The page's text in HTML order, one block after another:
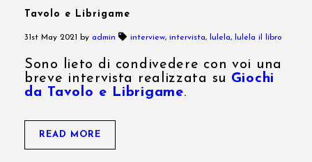
Tavolo e Librigame
31st May 2021 by admin interview, intervista, lulela, lulela il libro
Sono lieto di condivedere con voi una
breve intervista realizzata su Giochi
da Tavolo e Librigame.
READ MORE